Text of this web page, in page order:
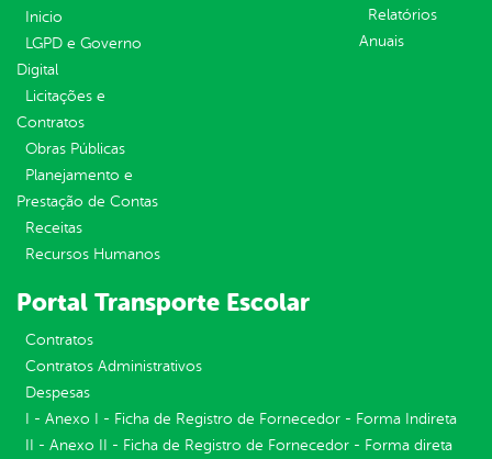
Inicio
LGPD e Governo
Digital
Licitações e
Contratos
Obras Públicas
Planejamento e
Prestação de Contas
Receitas
Recursos Humanos
Relatórios
Anuais
Portal Transporte Escolar
Contratos
Contratos Administrativos
Despesas
I - Anexo I - Ficha de Registro de Fornecedor - Forma Indireta
II - Anexo II - Ficha de Registro de Fornecedor - Forma direta